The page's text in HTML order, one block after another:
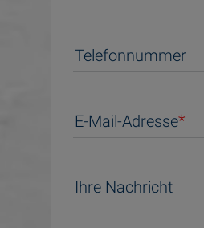
Telefonnummer
E-Mail-Adresse
Ihre Nachricht